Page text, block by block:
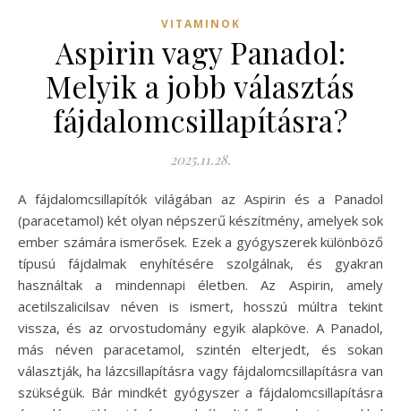
VITAMINOK
Aspirin vagy Panadol:
Melyik a jobb választás
fájdalomcsillapításra?
2025.11.28.
A fájdalomcsillapítók világában az Aspirin és a Panadol
(paracetamol) két olyan népszerű készítmény, amelyek sok
ember számára ismerősek. Ezek a gyógyszerek különböző
típusú fájdalmak enyhítésére szolgálnak, és gyakran
használtak a mindennapi életben. Az Aspirin, amely
acetilszalicilsav néven is ismert, hosszú múltra tekint
vissza, és az orvostudomány egyik alapköve. A Panadol,
más néven paracetamol, szintén elterjedt, és sokan
választják, ha lázcsillapításra vagy fájdalomcsillapításra van
szükségük. Bár mindkét gyógyszer a fájdalomcsillapításra